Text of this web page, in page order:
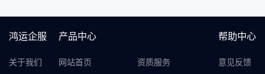
鸿运企服
关于我们
产品中心
网站首页 资质服务
帮助中心
意见反馈